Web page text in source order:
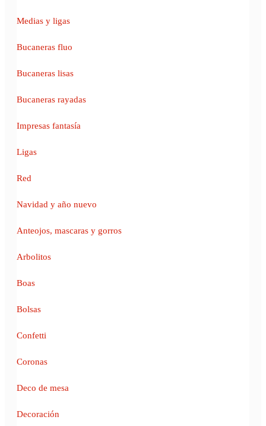
Medias y ligas
Bucaneras fluo
Bucaneras lisas
Bucaneras rayadas
Impresas fantasía
Ligas
Red
Navidad y año nuevo
Anteojos, mascaras y gorros
Arbolitos
Boas
Bolsas
Confetti
Coronas
Deco de mesa
Decoración